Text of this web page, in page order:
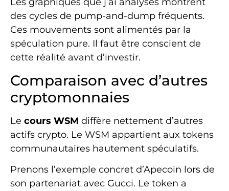
des cycles de pump-and-dump fréquents.
Ces mouvements sont alimentés par la
spéculation pure. Il faut être conscient de
cette réalité avant d’investir.
Comparaison avec d’autres
cryptomonnaies
Le cours WSM diffère nettement d’autres
actifs crypto. Le WSM appartient aux tokens
communautaires hautement spéculatifs.
Prenons l’exemple concret d’Apecoin lors de
son partenariat avec Gucci. Le token a